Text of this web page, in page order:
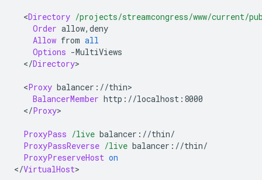
<Directory /projects/streamcongress/www/current/
Order
Allow from all
Options
</Directory>
<Proxy
BalancerMember
</Proxy>
ProxyPass /live
ProxyPassReverse /live
ProxyPreserveHost on
</VirtualHost